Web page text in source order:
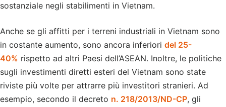
sostanziale negli stabilimenti in Vietnam.
Anche se gli affitti per i terreni industriali in Vietnam sono
in costante aumento, sono ancora inferiori del 25-
40% rispetto ad altri Paesi dell’ASEAN. Inoltre, le politiche
sugli investimenti diretti esteri del Vietnam sono state
riviste più volte per attrarre più investitori stranieri. Ad
esempio, secondo il decreto n. 218/2013/ND-CP, gli